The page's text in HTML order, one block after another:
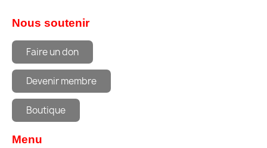
Nous soutenir
Faire un don
Devenir membre
Boutique
Menu